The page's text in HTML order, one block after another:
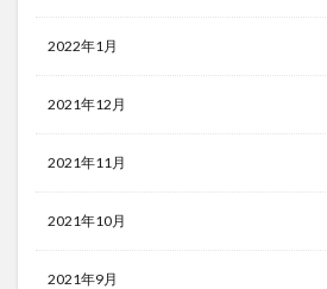
2022年1月
2021年12月
2021年11月
2021年10月
2021年9月